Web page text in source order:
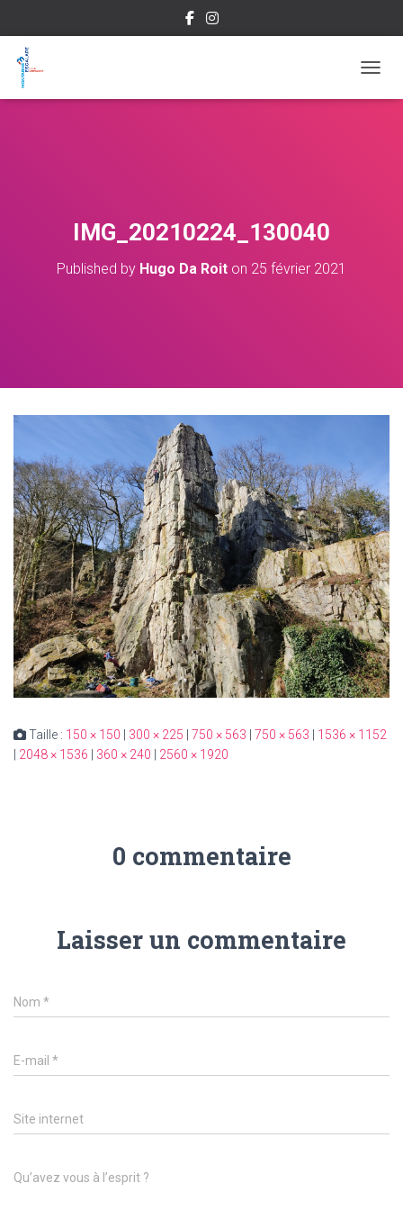
IMG_20210224_130040
Published by Hugo Da Roit on 25 février 2021
Taille : 150 × 150 | 300 × 225 | 750 × 563 | 750 × 563 | 1536 × 1152
| 2048 × 1536 | 360 × 240 | 2560 × 1920
0 commentaire
Laisser un commentaire
Nom *
E-mail *
Site internet
Qu’avez vous à l’esprit ?